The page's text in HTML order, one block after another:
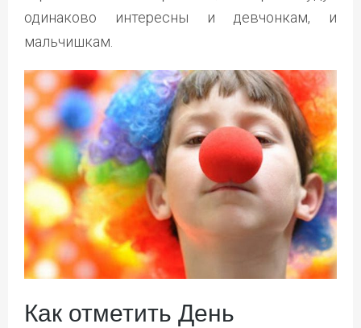
одинаково интересны и девчонкам, и
мальчишкам.
Как отметить День